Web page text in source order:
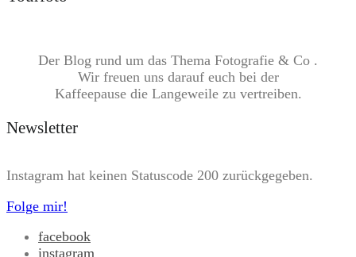
Der Blog rund um das Thema Fotografie & Co .
Wir freuen uns darauf euch bei der
Kaffeepause die Langeweile zu vertreiben.
Newsletter
Instagram hat keinen Statuscode 200 zurückgegeben.
Folge mir!
facebook
instagram